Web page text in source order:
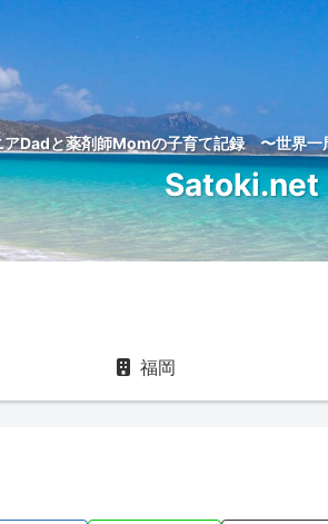
アDadと薬剤師Momの子育て記録 〜世界
Satoki.net
福岡